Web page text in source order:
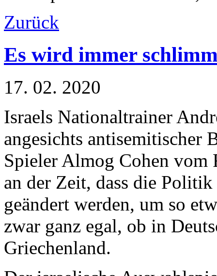
Zurück
Es wird immer
17. 02. 2020
Israels Nationaltrainer
angesichts antisemitischer
Spieler Almog Cohen
an der Zeit, dass die
geändert werden, um so
zwar ganz egal, ob in
Griechenland.